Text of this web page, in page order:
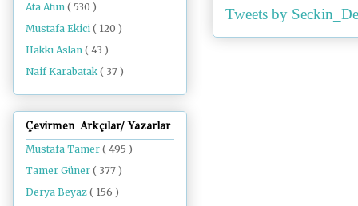
Tweets by
Ata Atun ( 530 )
Mustafa Ekici ( 120 )
Hakkı Aslan ( 43 )
Naif Karabatak( 37 )
Çevirmen Arkçılar/ Yazarlar
Mustafa Tamer ( 495 )
Tamer Güner ( 377 )
Derya Beyaz ( 156 )